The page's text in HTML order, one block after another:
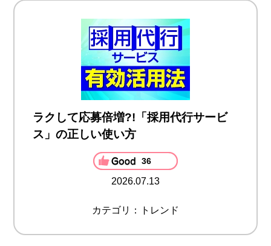
ラクして応募倍増?!「採用代行サービ
ス」の正しい使い方
36
2026.07.13
カテゴリ：トレンド